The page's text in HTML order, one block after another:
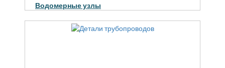
Водомерные узлы